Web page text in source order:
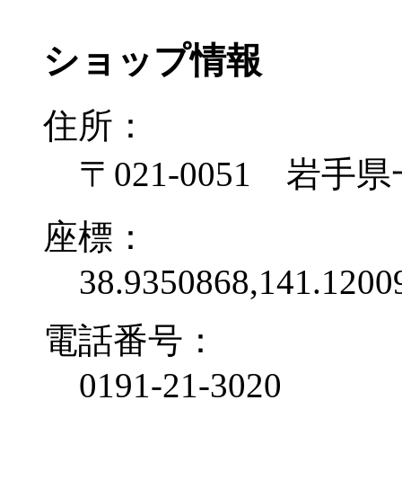
ショップ情報
住所：
〒021-0051 岩手県
座標：
電話番号：
0191-21-3020